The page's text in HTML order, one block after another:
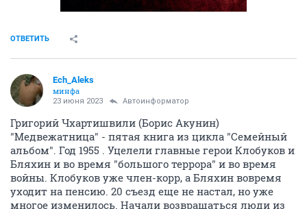
ОТВЕТИТЬ
Ech_Aleks
минфа
23 июня 2023 Автоинформатор
Григорий Чхартишвили (Борис Акунин)
"Медвежатница" - пятая книга из цикла "Семейный
альбом". Год 1955 . Уцелели главные герои Клобуков и
Бляхин и во время "большого террора" и во время
войны. Клобуков уже член-корр, а Бляхин вовремя
уходит на пенсию. 20 съезд еще не настал, но уже
многое изменилось. Начали возвращаться люди из